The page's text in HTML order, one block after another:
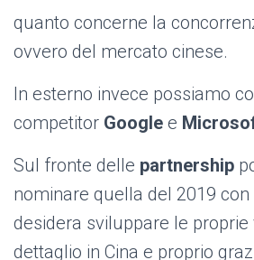
quanto concerne la
ovvero del mercato cinese.
In esterno invece possiamo
competitor Google e
Sul fronte delle partnership
nominare quella del 2019 con
desidera sviluppare le proprie
dettaglio in Cina e proprio